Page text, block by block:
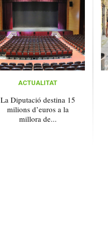
ACTUALITAT
La Diputació destina 15
milions d’euros a la
millora de...